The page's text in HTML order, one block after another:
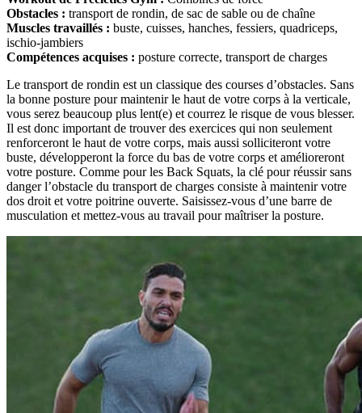
Obstacles : transport de rondin, de sac de sable ou de chaîne
Muscles travaillés : buste, cuisses, hanches, fessiers, quadriceps,
ischio-jambiers
Compétences acquises : posture correcte, transport de charges
Le transport de rondin est un classique des courses d’obstacles. Sans
la bonne posture pour maintenir le haut de votre corps à la verticale,
vous serez beaucoup plus lent(e) et courrez le risque de vous blesser.
Il est donc important de trouver des exercices qui non seulement
renforceront le haut de votre corps, mais aussi solliciteront votre
buste, développeront la force du bas de votre corps et amélioreront
votre posture. Comme pour les Back Squats, la clé pour réussir sans
danger l’obstacle du transport de charges consiste à maintenir votre
dos droit et votre poitrine ouverte. Saisissez-vous d’une barre de
musculation et mettez-vous au travail pour maîtriser la posture.